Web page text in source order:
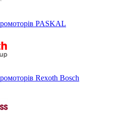
PASKAL
Rexoth Bosch